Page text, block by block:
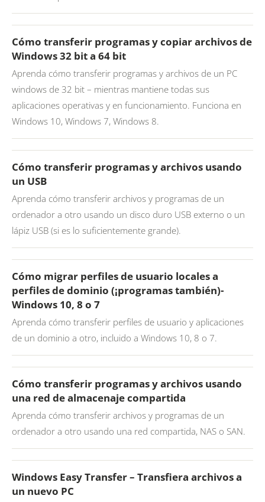
Cómo transferir programas y copiar archivos de
Windows 32 bit a 64 bit
Aprenda cómo transferir programas y archivos de un PC
windows de 32 bit – mientras mantiene todas sus
aplicaciones operativas y en funcionamiento. Funciona en
Windows 10, Windows 7, Windows 8.
Cómo transferir programas y archivos usando
un USB
Aprenda cómo transferir archivos y programas de un
ordenador a otro usando un disco duro USB externo o un
lápiz USB (si es lo suficientemente grande).
Cómo migrar perfiles de usuario locales a
perfiles de dominio (¡programas también)-
Windows 10, 8 o 7
Aprenda cómo transferir perfiles de usuario y aplicaciones
de un dominio a otro, incluido a Windows 10, 8 o 7.
Cómo transferir programas y archivos usando
una red de almacenaje compartida
Aprenda cómo transferir archivos y programas de un
ordenador a otro usando una red compartida, NAS o SAN.
Windows Easy Transfer – Transfiera archivos a
un nuevo PC